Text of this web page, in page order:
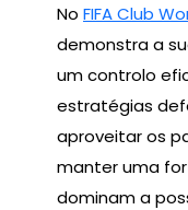
No FIFA Club
demonstra a
um controlo
estratégias
aproveitar os
manter uma
dominam a